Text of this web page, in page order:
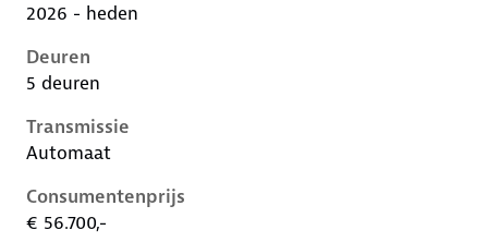
2026 - heden
Deuren
5 deuren
Transmissie
Automaat
Consumentenprijs
€ 56.700,-